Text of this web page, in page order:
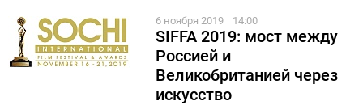
6 ноября 2019 14:00
SIFFA 2019: мост между
Россией и
Великобританией через
искусство